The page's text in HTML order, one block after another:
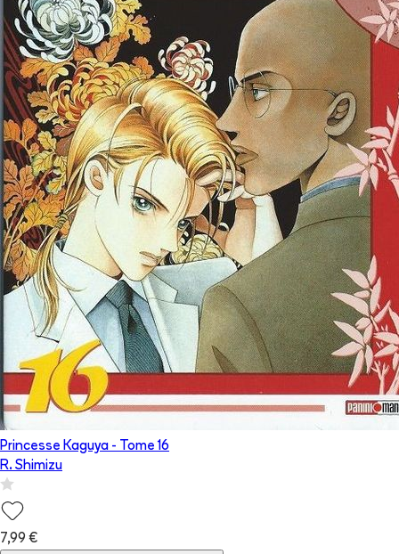
Princesse Kaguya - Tome 16
R. Shimizu
7,99 €